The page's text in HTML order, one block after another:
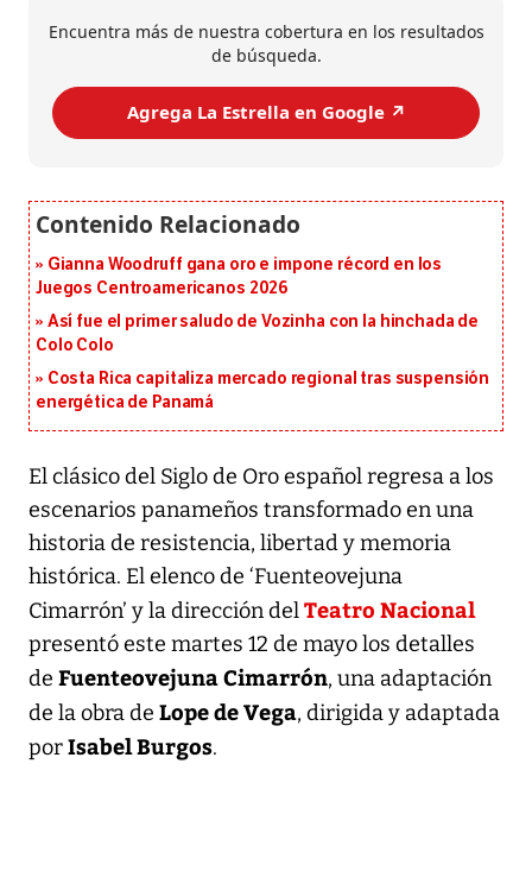
Encuentra más de nuestra cobertura en los resultados
de búsqueda.
Agrega La Estrella en Google ↗️
Gianna Woodruff gana oro e impone récord en los
Juegos Centroamericanos 2026
Así fue el primer saludo de Vozinha con la hinchada de
Colo Colo
Costa Rica capitaliza mercado regional tras suspensión
energética de Panamá
El clásico del Siglo de Oro español regresa a los
escenarios panameños transformado en una
historia de resistencia, libertad y memoria
histórica. El elenco de ‘Fuenteovejuna
Cimarrón’ y la dirección delTeatro Nacional
presentó este martes 12 de mayo los detalles
de Fuenteovejuna Cimarrón, una adaptación
de la obra de Lope de Vega, dirigida y adaptada
porIsabel Burgos.